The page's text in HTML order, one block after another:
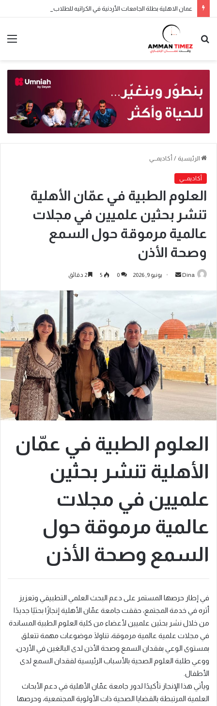
الرئيسية / أكاديمـــي
أكاديمـــي
العلوم الطبية في عمّان الأهلية
تنشر بحثين علميين في مجلات
عالمية مرموقة حول السمع
وصحة الأذن
Dina يونيو 9, 2026 0
5
العلوم الطبية في عمّان
الأهلية تنشر بحثين
علميين في مجلات
عالمية مرموقة حول
السمع وصحة الأذن
في إطار حرصها المستمر على دعم البحث العلمي التطبيقي وتعزيز
أثره في خدمة المجتمع، حققت جامعة عمّان الأهلية إنجازًا بحثيًا جديدًا
من خلال نشر بحثين علميين لأعضاء من كلية العلوم الطبية المساندة
في مجلات علمية عالمية مرموقة، تناولَا موضوعات مهمة تتعلق
بمستوى الوعي بفقدان السمع وصحة الأذن لدى البالغين في الأردن،
ووعي طلبة العلوم الصحية بالأسباب الرئيسية لفقدان السمع لدى
الأطفال.
ويأتي هذا الإنجاز تأكيدًا لدور جامعة عمّان الأهلية في دعم الأبحاث
العلمية المرتبطة بالقضايا الصحية ذات الأولوية المجتمعية، وحرصها